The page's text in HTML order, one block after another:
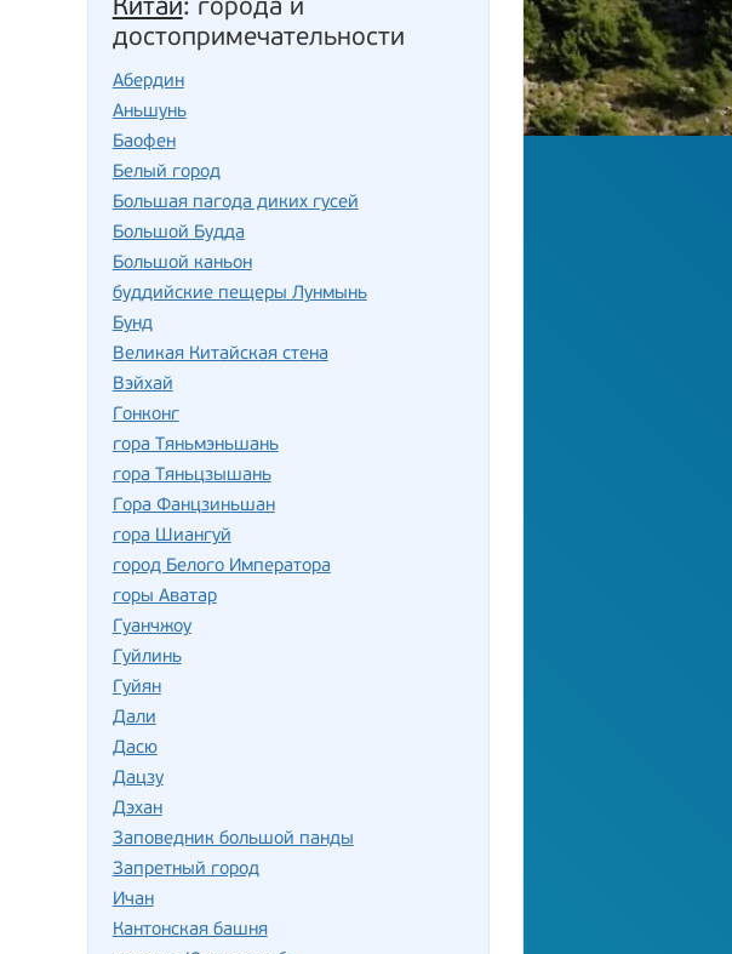
Китай: города и
достопримечательности
Абердин
Аньшунь
Баофен
Белый город
Большая пагода диких гусей
Большой Будда
Большой каньон
буддийские пещеры Лунмынь
Бунд
Великая Китайская стена
Вэйхай
Гонконг
гора Тяньмэньшань
гора Тяньцзышань
Гора Фанцзиньшан
гора Шиангуй
город Белого Императора
горы Аватар
Гуанчжоу
Гуйлинь
Гуйян
Дали
Дасю
Дацзу
Дэхан
Заповедник большой панды
Запретный город
Ичан
Кантонская башня